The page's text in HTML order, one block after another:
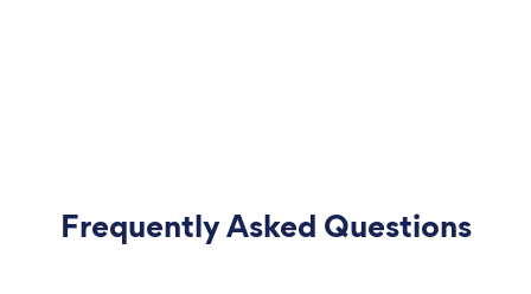
Frequently Asked Questions